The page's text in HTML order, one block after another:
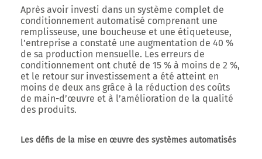
Après avoir investi dans un système complet de
conditionnement automatisé comprenant une
remplisseuse, une boucheuse et une étiqueteuse,
l’entreprise a constaté une augmentation de 40 %
de sa production mensuelle. Les erreurs de
conditionnement ont chuté de 15 % à moins de 2 %,
et le retour sur investissement a été atteint en
moins de deux ans grâce à la réduction des coûts
de main-d’œuvre et à l’amélioration de la qualité
des produits.
Les défis de la mise en œuvre des systèmes automatisés